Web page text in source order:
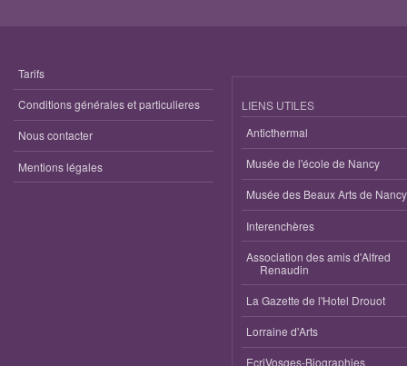
Tarifs
Conditions générales et particulieres
Nous contacter
Mentions légales
LIENS UTILES
Anticthermal
Musée de l'école de Nancy
Musée des Beaux Arts de Nancy
Interenchères
Association des amis d'Alfred
Renaudin
La Gazette de l'Hotel Drouot
Lorraine d'Arts
EcriVosges-Biographies